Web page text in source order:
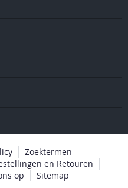
Zoektermen
en Retouren
op
Sitemap